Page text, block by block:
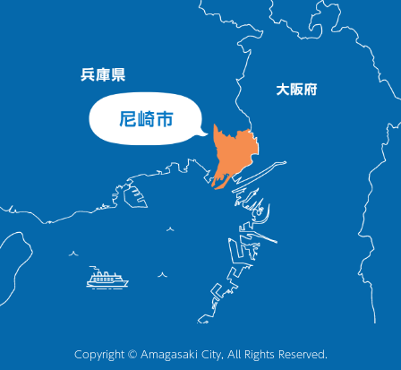
Copyright © Amagasaki City, All Rights Reserved.